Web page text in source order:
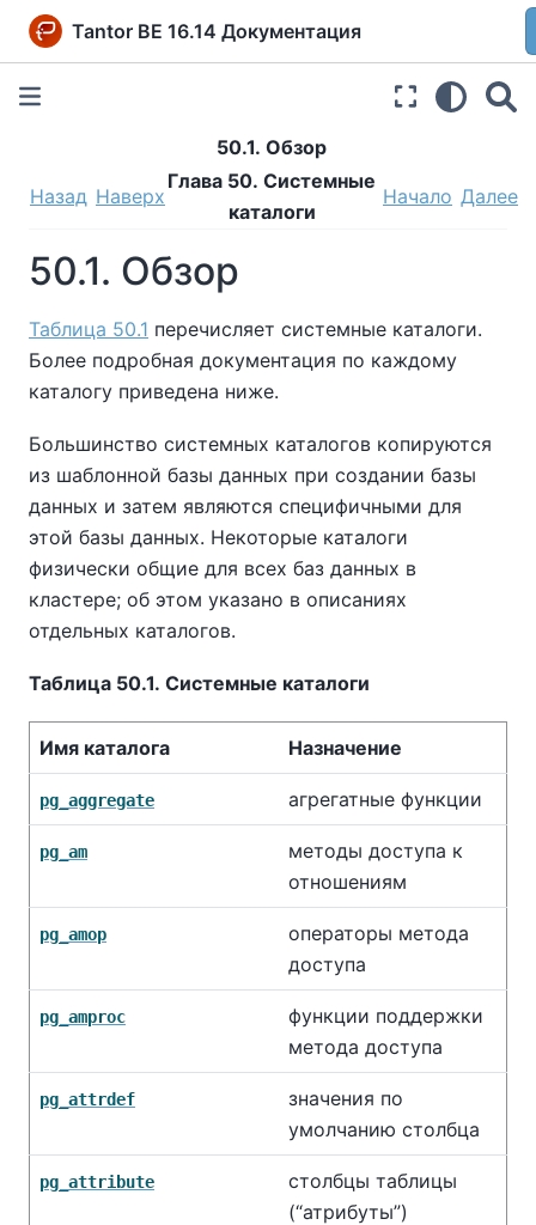
Tantor BE 16.14 Документация
50.1. Обзор
Назад Наверх
Глава 50. Системные
каталоги
Начало Далее
50.1. Обзор
Таблица 50.1 перечисляет системные каталоги.
Более подробная документация по каждому
каталогу приведена ниже.
Большинство системных каталогов копируются
из шаблонной базы данных при создании базы
данных и затем являются специфичными для
этой базы данных. Некоторые каталоги
физически общие для всех баз данных в
кластере; об этом указано в описаниях
отдельных каталогов.
Таблица 50.1. Системные каталоги
Имя каталога Назначение
pg_aggregate агрегатные функции
pg_am
методы доступа к
отношениям
pg_amop
операторы метода
доступа
pg_amproc
функции поддержки
метода доступа
pg_attrdef
значения по
умолчанию столбца
pg_attribute
столбцы таблицы
(“атрибуты”)